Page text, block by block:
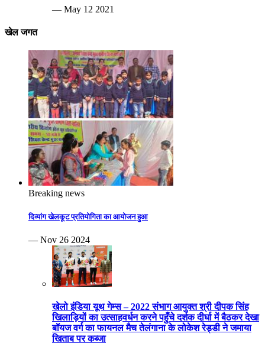
— May 12 2021
खेल जगत
Breaking news
दिव्यांग खेलकूट प्रतियोगिता का आयोजन हुआ
— Nov 26 2024
खेलो इंडिया यूथ गेम्स – 2022 संभाग आयुक्त श्री दीपक सिंह
खिलाड़ियों का उत्साहवर्धन करने पहुँचे दर्शक दीर्घा में बैठकर देखा
बॉयज वर्ग का फायनल मैच तेलंगाना के लोकेश रेड्डी ने जमाया
खिताब पर कब्जा